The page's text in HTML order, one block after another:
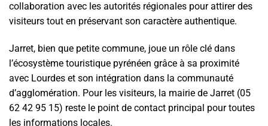
collaboration avec les autorités régionales pour attirer des
visiteurs tout en préservant son caractère authentique.
Jarret, bien que petite commune, joue un rôle clé dans
l’écosystème touristique pyrénéen grâce à sa proximité
avec Lourdes et son intégration dans la communauté
d’agglomération. Pour les visiteurs, la mairie de Jarret (05
62 42 95 15) reste le point de contact principal pour toutes
les informations locales.